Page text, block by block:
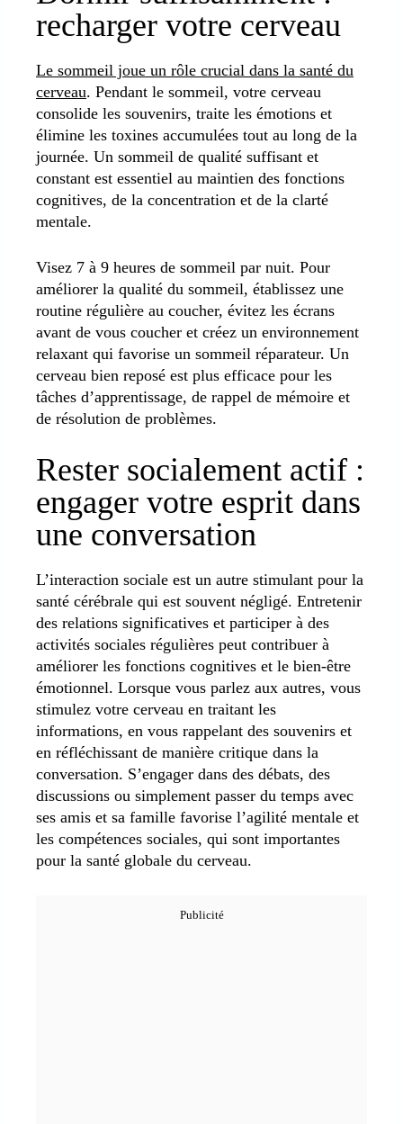
recharger votre cerveau
Le sommeil joue un rôle crucial dans la santé du
cerveau. Pendant le sommeil, votre cerveau
consolide les souvenirs, traite les émotions et
élimine les toxines accumulées tout au long de la
journée. Un sommeil de qualité suffisant et
constant est essentiel au maintien des fonctions
cognitives, de la concentration et de la clarté
mentale.
Visez 7 à 9 heures de sommeil par nuit. Pour
améliorer la qualité du sommeil, établissez une
routine régulière au coucher, évitez les écrans
avant de vous coucher et créez un environnement
relaxant qui favorise un sommeil réparateur. Un
cerveau bien reposé est plus efficace pour les
tâches d’apprentissage, de rappel de mémoire et
de résolution de problèmes.
Rester socialement actif :
engager votre esprit dans
une conversation
L’interaction sociale est un autre stimulant pour la
santé cérébrale qui est souvent négligé. Entretenir
des relations significatives et participer à des
activités sociales régulières peut contribuer à
améliorer les fonctions cognitives et le bien-être
émotionnel. Lorsque vous parlez aux autres, vous
stimulez votre cerveau en traitant les
informations, en vous rappelant des souvenirs et
en réfléchissant de manière critique dans la
conversation. S’engager dans des débats, des
discussions ou simplement passer du temps avec
ses amis et sa famille favorise l’agilité mentale et
les compétences sociales, qui sont importantes
pour la santé globale du cerveau.